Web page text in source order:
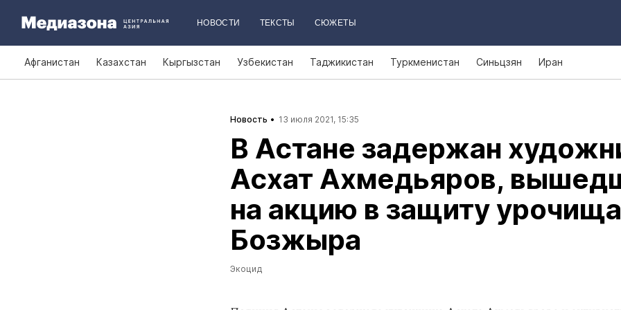
НОВОСТИ ТЕКСТЫ СЮЖЕТЫ
Афганистан Казахстан Кыргызстан Узбекистан Таджикистан Туркменистан Синьцзян Иран
Новость 13 июля 2021, 15:35
В Астане задержан
Асхат Ахмедьяров,
на акцию в защиту урочища
Бозжыра
Экоцид